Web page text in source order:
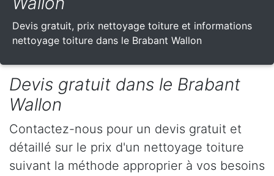
Devis gratuit, prix nettoyage toiture et informations
nettoyage toiture dans le Brabant Wallon
Devis gratuit dans le Brabant
Wallon
Contactez-nous pour un devis gratuit et
détaillé sur le prix d'un nettoyage toiture
suivant la méthode approprier à vos besoins